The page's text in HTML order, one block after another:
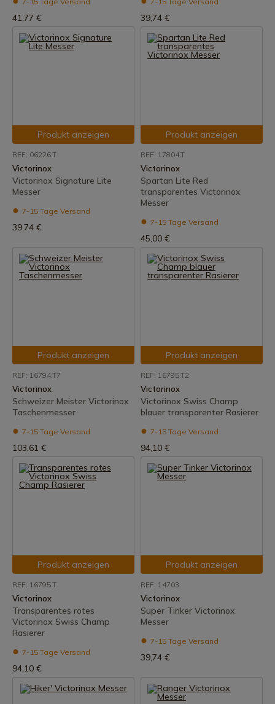
41,77 € 39,74 €
Produkt anzeigen
REF: 06226.T
Victorinox
Victorinox Signature Lite
Messer
7-15 Tage Versand
39,74 €
Produkt anzeigen
REF: 17804.T
Victorinox
Spartan Lite Red
transparentes Victorinox
Messer
7-15 Tage Versand
45,00 €
Produkt anzeigen
REF: 16794.T7
Victorinox
Schweizer Meister Victorinox
Taschenmesser
7-15 Tage Versand
103,61 €
Produkt anzeigen
REF: 16795.T2
Victorinox
Victorinox Swiss Champ
blauer transparenter Rasierer
7-15 Tage Versand
94,10 €
Produkt anzeigen
REF: 16795.T
Victorinox
Transparentes rotes
Victorinox Swiss Champ
Rasierer
7-15 Tage Versand
94,10 €
Produkt anzeigen
REF: 14703
Victorinox
Super Tinker Victorinox
Messer
7-15 Tage Versand
39,74 €